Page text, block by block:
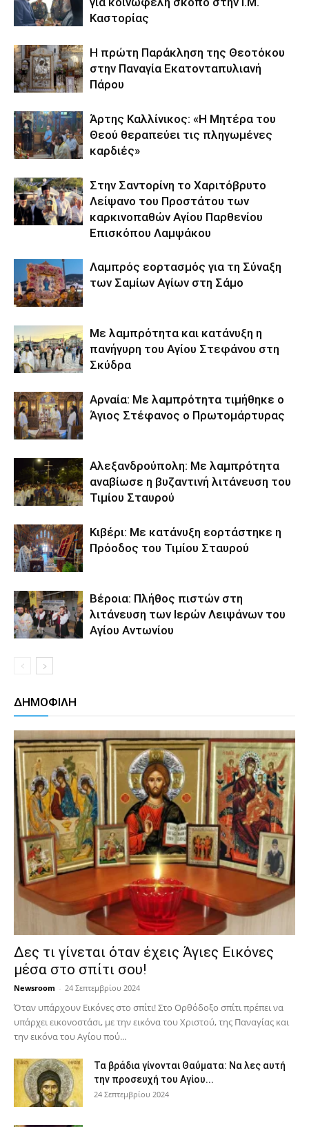
Καστορίας
Η πρώτη Παράκληση της Θεοτόκου
στην Παναγία Εκατονταπυλιανή
Πάρου
Άρτης Καλλίνικος: «Η Μητέρα του
Θεού θεραπεύει τις πληγωμένες
καρδιές»
Στην Σαντορίνη το Χαριτόβρυτο
Λείψανο του Προστάτου των
καρκινοπαθών Αγίου Παρθενίου
Επισκόπου Λαμψάκου
Λαμπρός εορτασμός για τη Σύναξη
των Σαμίων Αγίων στη Σάμο
Με λαμπρότητα και κατάνυξη η
πανήγυρη του Αγίου Στεφάνου στη
Σκύδρα
Αρναία: Με λαμπρότητα τιμήθηκε ο
Άγιος Στέφανος ο Πρωτομάρτυρας
Αλεξανδρούπολη: Με λαμπρότητα
αναβίωσε η βυζαντινή λιτάνευση του
Τιμίου Σταυρού
Κιβέρι: Με κατάνυξη εορτάστηκε η
Πρόοδος του Τιμίου Σταυρού
Βέροια: Πλήθος πιστών στη
λιτάνευση των Ιερών Λειψάνων του
Αγίου Αντωνίου
ΔΗΜΟΦΙΛΗ
Δες τι γίνεται όταν έχεις Άγιες Εικόνες
μέσα στο σπίτι σου!
Newsroom - 24 Σεπτεμβρίου 2024
Όταν υπάρχουν Εικόνες στο σπίτι! Στο Ορθόδοξο σπίτι πρέπει να
υπάρχει εικονοστάσι, με την εικόνα του Χριστού, της Παν­αγίας και
την εικόνα του Αγίου πού...
Τα βράδια γίνονται Θαύματα: Να λες αυτή
την προσευχή του Αγίου...
24 Σεπτεμβρίου 2024